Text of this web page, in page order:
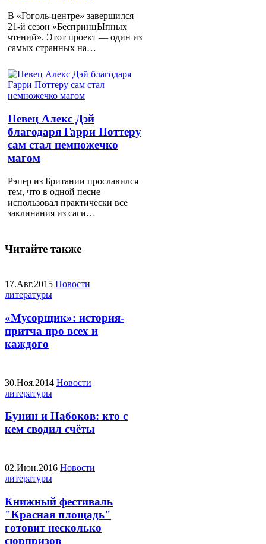
В «Гоголь-центре» завершился
21-й сезон «БеспринцЫпных
чтений». Этот проект — один из
самых странных на…
Певец Алекс Дэй
благодаря Гарри Поттеру
сам стал немножечко
магом
Рэпер из Британии прославился
тем, что в одной песне
использовал практически все
заклинания из саги…
Читайте также
17.Авг.2015 Новости
литературы
«Мусорщик»: история-
притча про всех и
каждого
30.Ноя.2014 Новости
литературы
Бунин и Набоков: кто с
кем сводил счёты
02.Июн.2016 Новости
литературы
Книжный фестиваль
"Красная площадь"
готовит несколько
сюрпризов